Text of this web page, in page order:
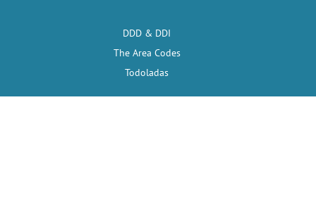
DDD & DDI
The Area Codes
Todoladas